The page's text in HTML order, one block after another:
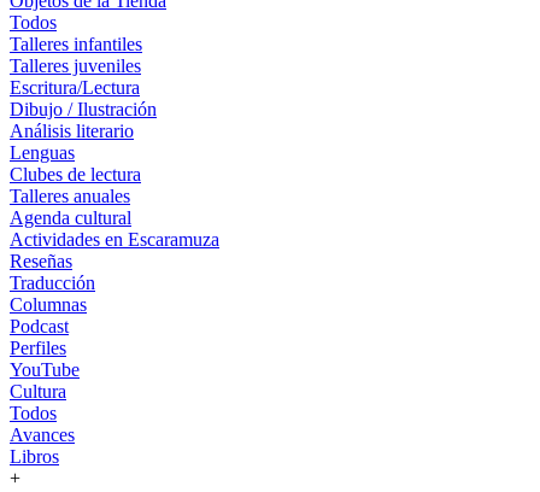
Todos
Talleres infantiles
Talleres juveniles
Escritura/Lectura
Dibujo / Ilustración
Análisis literario
Lenguas
Clubes de lectura
Talleres anuales
Agenda cultural
Actividades en Escaramuza
Reseñas
Traducción
Columnas
Podcast
Perfiles
YouTube
Cultura
Todos
Avances
Libros
+